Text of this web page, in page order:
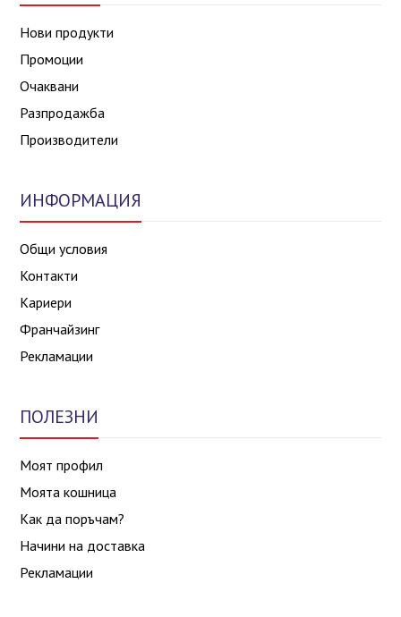
Нови продукти
Промоции
Очаквани
Разпродажба
Производители
ИНФОРМАЦИЯ
Общи условия
Контакти
Кариери
Франчайзинг
Рекламации
ПОЛЕЗНИ
Моят профил
Моята кошница
Как да поръчам?
Начини на доставка
Рекламации